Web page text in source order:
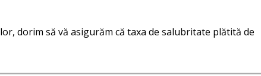
dorim să vă asigurăm că taxa de salubritate plătită de